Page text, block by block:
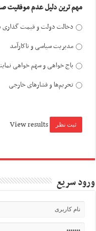
مهم ترین دلیل عدم موفقیت
دخالت دولت و قیمت گذاری
مدیریت سیاسی و ناکارآمد
باج خواهی و سهم خواهی
تحریم‌ها و فشارهای خارجی
View results
ورود سریع